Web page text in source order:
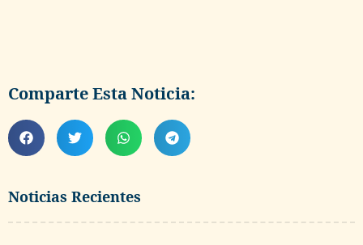
Noticias Recientes
Comparte Esta Noticia: